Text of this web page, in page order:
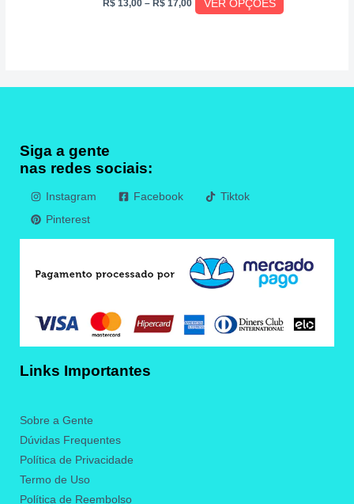
R$ 13,00 – R$ 17,00 VER OPÇÕES
Siga a gente
nas redes sociais:
Instagram Facebook
Tiktok
Pinterest
Links Importantes
Sobre a Gente
Dúvidas Frequentes
Política de Privacidade
Termo de Uso
Política de Reembolso